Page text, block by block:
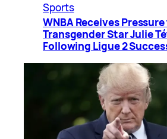
Sports
WNBA Receives
Transgender Star Julie
Following Ligue 2